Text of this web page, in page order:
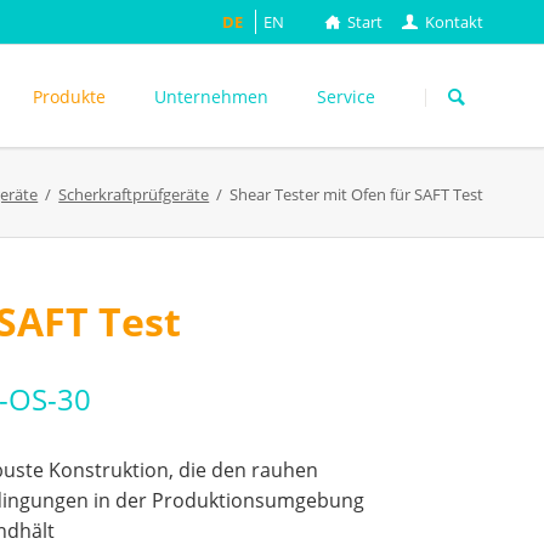
Start Kontakt
DE EN
überspringen
Produkte
ASTM
DIN EN
Unternehmen Service
Scherkraftprüfgeräte Shear Tester mit Ofen für SAFT Test
Test
OS-30
Konstruktion, die den rauhen
in der Produktionsumgebung